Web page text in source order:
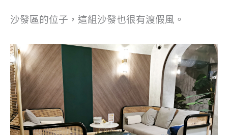
沙發區的位子，這組沙發也很有渡假風。